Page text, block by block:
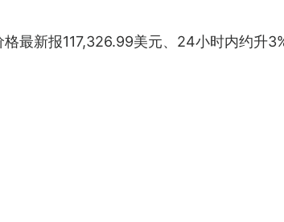
最新报117,326.99美元、24小时内约升3%